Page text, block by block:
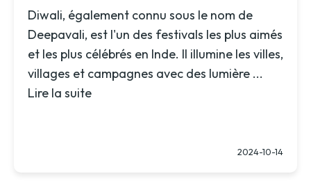
Diwali, également connu sous le nom de
Deepavali, est l'un des festivals les plus aimés
et les plus célébrés en Inde. Il illumine les villes,
villages et campagnes avec des lumière ...
Lire la suite
2024-10-14